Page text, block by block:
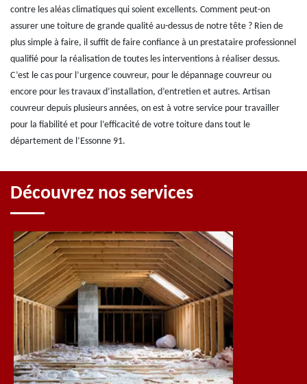
contre les aléas climatiques qui soient excellents. Comment peut-on
assurer une toiture de grande qualité au-dessus de notre tête ? Rien de
plus simple à faire, il suffit de faire confiance à un prestataire professionnel
qualifié pour la réalisation de toutes les interventions à réaliser dessus.
C’est le cas pour l’urgence couvreur, pour le dépannage couvreur ou
encore pour les travaux d’installation, d’entretien et autres. Artisan
couvreur depuis plusieurs années, on est à votre service pour travailler
pour la fiabilité et pour l’efficacité de votre toiture dans tout le
département de l’Essonne 91.
Découvrez nos services